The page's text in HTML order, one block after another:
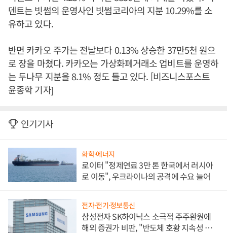
덴트는 빗썸의 운영사인 빗썸코리아의 지분 10.29%를 소
유하고 있다.
반면 카카오 주가는 전날보다 0.13% 상승한 37만5천 원으
로 장을 마쳤다. 카카오는 가상화폐거래소 업비트를 운영하
는 두나무 지분을 8.1% 정도 들고 있다. [비즈니스포스트
윤종학 기자]
인기기사
화학·에너지
로이터 "정제연료 3만 톤 한국에서 러시아
로 이동", 우크라이나의 공격에 수요 늘어
전자·전기·정보통신
삼성전자 SK하이닉스 소극적 주주환원에
해외 증권가 비판, "반도체 호황 지속성 의